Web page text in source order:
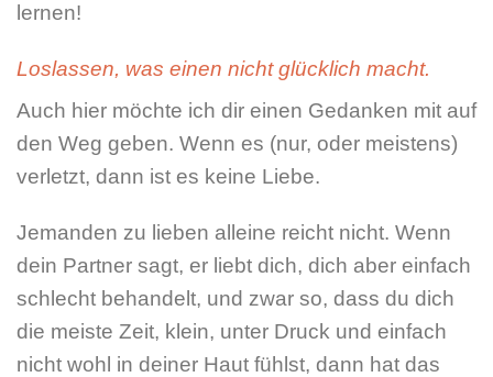
lernen!
Loslassen, was einen nicht glücklich macht.
Auch hier möchte ich dir einen Gedanken mit auf
den Weg geben. Wenn es (nur, oder meistens)
verletzt, dann ist es keine Liebe.
Jemanden zu lieben alleine reicht nicht. Wenn
dein Partner sagt, er liebt dich, dich aber einfach
schlecht behandelt, und zwar so, dass du dich
die meiste Zeit, klein, unter Druck und einfach
nicht wohl in deiner Haut fühlst, dann hat das